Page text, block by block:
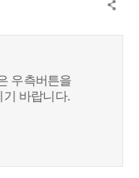
우측버튼을
바랍니다.